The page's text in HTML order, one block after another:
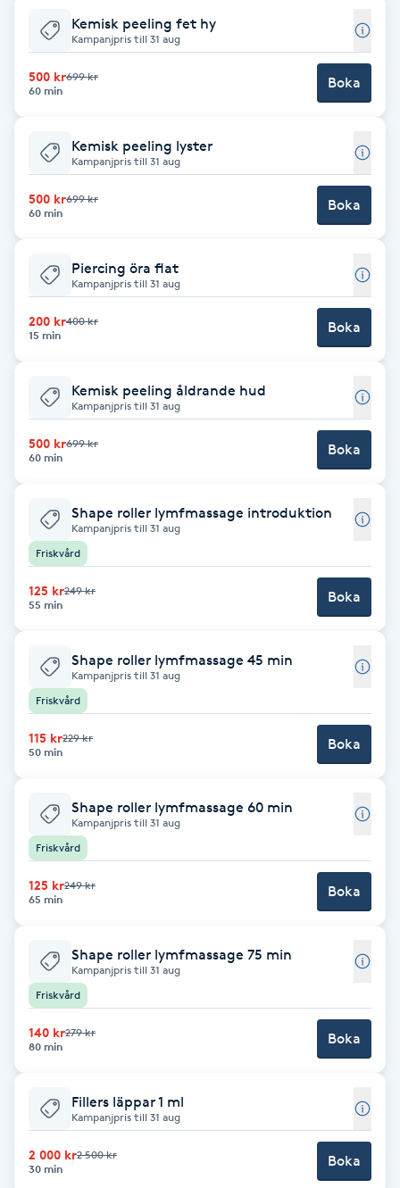
Föning
Gel naglar
Gelenaglar
Gellack med förstärkning
Gravidmassage
Gravidyoga
Gruppträning
Gua Sha-massage
Hatha Yoga
Headspa
Healing
Herrklippning
HIFU
Hollywood Peel
Hot Stone Massage
Hot yoga
Huduppstramning
Hudvård
Hyperhidros
Hypnos
Kemisk peeling fet hy
Kampanjpris till 31 aug
500 kr699 kr
60 min
Boka
Kemisk peeling lyster
Kampanjpris till 31 aug
500 kr699 kr
60 min
Boka
Piercing öra flat
Kampanjpris till 31 aug
200 kr400 kr
15 min
Boka
Kemisk peeling åldrande hud
Kampanjpris till 31 aug
500 kr699 kr
60 min
Boka
Shape roller lymfmassage introduktion
Kampanjpris till 31 aug
Friskvård
125 kr249 kr
55 min
Boka
Shape roller lymfmassage 45 min
Kampanjpris till 31 aug
Friskvård
115 kr229 kr
50 min
Boka
Shape roller lymfmassage 60 min
Kampanjpris till 31 aug
Friskvård
125 kr249 kr
65 min
Boka
Shape roller lymfmassage 75 min
Kampanjpris till 31 aug
Friskvård
140 kr279 kr
80 min
Boka
Fillers läppar 1 ml
Kampanjpris till 31 aug
2 000 kr2 500 kr
30 min
Boka